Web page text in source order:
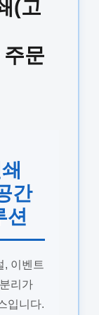
(고
문
간
션
, 이벤트
리가
입니다.